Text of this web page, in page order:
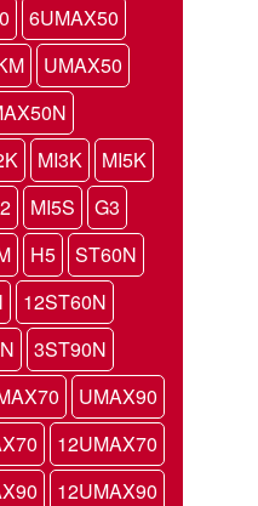
6UMAX50
UMAX50
MI3K
MI5K
MI5S
G3
H5
ST60N
12ST60N
3ST90N
UMAX90
12UMAX70
12UMAX90